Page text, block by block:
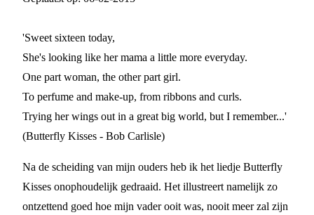
'Sweet sixteen today,
She's looking like her mama a little more everyday.
One part woman, the other part girl.
To perfume and make-up, from ribbons and curls.
Trying her wings out in a great big world, but I remember...'
(Butterfly Kisses - Bob Carlisle)
Na de scheiding van mijn ouders heb ik het liedje Butterfly
Kisses onophoudelijk gedraaid. Het illustreert namelijk zo
ontzettend goed hoe mijn vader ooit was, nooit meer zal zijn